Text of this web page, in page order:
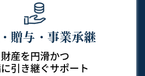
贈与・事業承継
財産を円滑かつ
引き継ぐサポート